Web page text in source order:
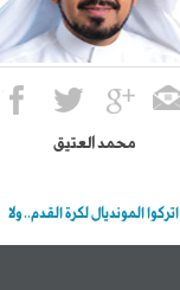
محمد العتيق
اتركوا المونديال لكرة القدم.. ولا